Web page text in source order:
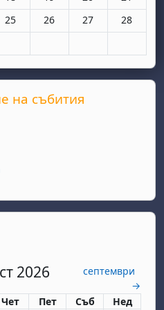
22 юни23 юни
сряда, 24 юни
Няма събития, четвъртък, 25 юни
25 Няма събития, петък, 26
26 Няма събития,
27 Няма
28
29 юни30 юни
на събития
на събития
2026
септември
→
четвъртък
Чет петък
Пет събота
Съб неделя
Нед